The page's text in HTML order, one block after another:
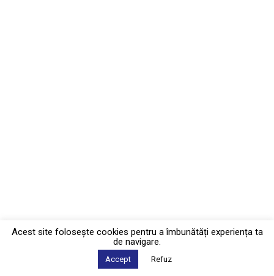
Acest site foloseşte cookies pentru a îmbunătăți experiența ta
de navigare.
Accept Refuz